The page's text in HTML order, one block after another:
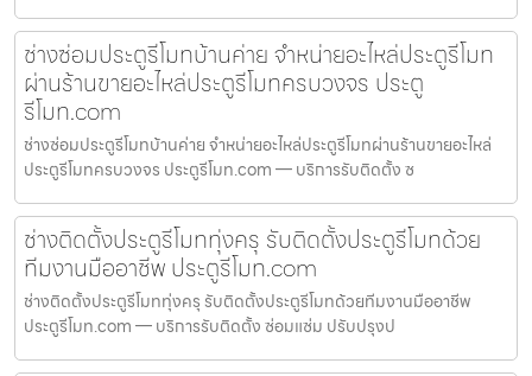
ช่างซ่อมประตูรีโมทบ้านค่าย จำหน่ายอะไหล่ประตูรีโมท
ผ่านร้านขายอะไหล่ประตูรีโมทครบวงจร ประตู
รีโมท.com
ช่างซ่อมประตูรีโมทบ้านค่าย จำหน่ายอะไหล่ประตูรีโมทผ่านร้านขายอะไหล่
ประตูรีโมทครบวงจร ประตูรีโมท.com — บริการรับติดตั้ง ซ
ช่างติดตั้งประตูรีโมททุ่งครุ รับติดตั้งประตูรีโมทด้วย
ทีมงานมืออาชีพ ประตูรีโมท.com
ช่างติดตั้งประตูรีโมททุ่งครุ รับติดตั้งประตูรีโมทด้วยทีมงานมืออาชีพ
ประตูรีโมท.com — บริการรับติดตั้ง ซ่อมแซ่ม ปรับปรุงป